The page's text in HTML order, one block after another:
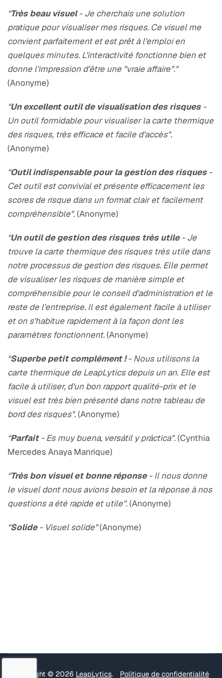
“Très beau visuel- Je cherchais une solution
pratique pour visualiser mes risques. Ce visuel me
convient parfaitement et est prêt à l'emploi en
quelques minutes. L'interactivité fonctionne bien et
donne l'impression d'être une "vraie affaire"."
(Anonyme)
“Un excellent outil de visualisation des risques-
Un outil formidable pour visualiser la carte thermique
des risques, très efficace et facile d'accès".
(Anonyme)
“Outil indispensable pour la gestion des risques-
Cet outil est convivial et présente efficacement les
scores de risque dans un format clair et facilement
compréhensible".(Anonyme)
“Un outil de gestion des risques très utile- Je
trouve la carte thermique des risques très utile dans
notre processus de gestion des risques. Elle permet
de visualiser les risques de manière simple et
compréhensible pour le conseil d'administration et le
reste de l'entreprise. Il est également facile à utiliser
et on s'habitue rapidement à la façon dont les
paramètres fonctionnent.(Anonyme)
“Superbe petit complément !- Nous utilisons la
carte thermique de LeapLytics depuis un an. Elle est
facile à utiliser, d'un bon rapport qualité-prix et le
visuel est très bien présenté dans notre tableau de
bord des risques".(Anonyme)
“Parfait- Es muy buena, versátil y práctica".(Cynthia
Mercedes Anaya Manrique)
“Très bon visuel et bonne réponse- Il nous donne
le visuel dont nous avions besoin et la réponse à nos
questions a été rapide et utile".(Anonyme)
“Solide - Visuel solide"(Anonyme)
Copyright © 2026 LeapLytics. Politique de confidentialité